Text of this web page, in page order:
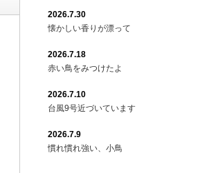
2026.7.30
懐かしい香りが漂って
2026.7.18
赤い鳥をみつけたよ
2026.7.10
台風9号近づいています
2026.7.9
慣れ慣れ強い、小鳥